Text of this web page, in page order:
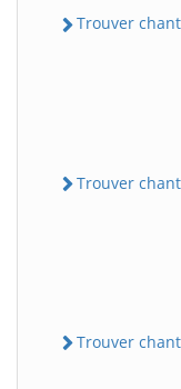
Trouver
Trouver
Trouver